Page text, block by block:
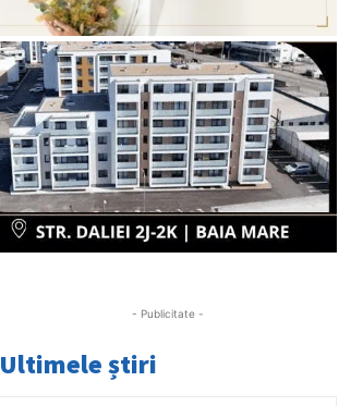
- Publicitate -
Ultimele știri